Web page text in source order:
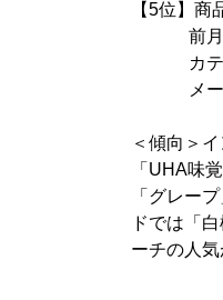
【5位】
前月順
カテゴ
メーカ
＜傾向＞
「UHA味
「グレー
ドでは「
ーチの人気